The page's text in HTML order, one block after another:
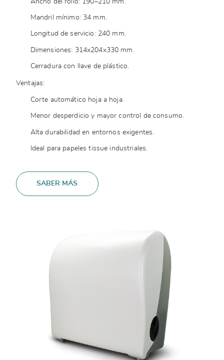
Mandril mínimo: 34 mm.
Longitud de servicio: 240 mm.
Dimensiones: 314x204x330 mm.
Cerradura con llave de plástico.
Ventajas:
Corte automático hoja a hoja.
Menor desperdicio y mayor control de consumo.
Alta durabilidad en entornos exigentes.
Ideal para papeles tissue industriales.
SABER MÁS